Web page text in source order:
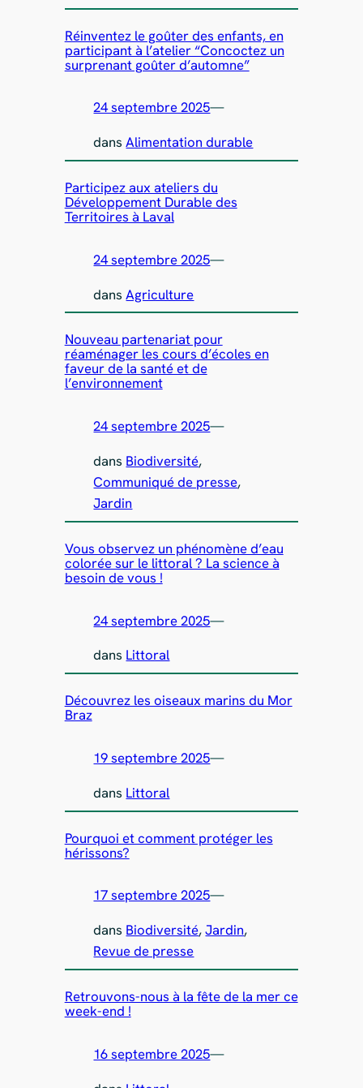
Réinventez le goûter des enfants, en
participant à l’atelier “Concoctez un
surprenant goûter d’automne”
24 septembre 2025—
dansAlimentation durable
Participez aux ateliers du
Développement Durable des
Territoires à Laval
24 septembre 2025—
dansAgriculture
Nouveau partenariat pour
réaménager les cours d’écoles en
faveur de la santé et de
l’environnement
24 septembre 2025—
dans Biodiversité
Communiqué de presse
Jardin
Vous observez un phénomène d’eau
colorée sur le littoral ? La science à
besoin de vous !
24 septembre 2025—
dans Littoral
Découvrez les oiseaux marins du Mor
Braz
19 septembre 2025—
dans Littoral
Pourquoi et comment protéger les
hérissons?
17 septembre 2025—
dans Biodiversité, Jardin
Revue de presse
Retrouvons-nous à la fête de la mer ce
week-end !
16 septembre 2025—